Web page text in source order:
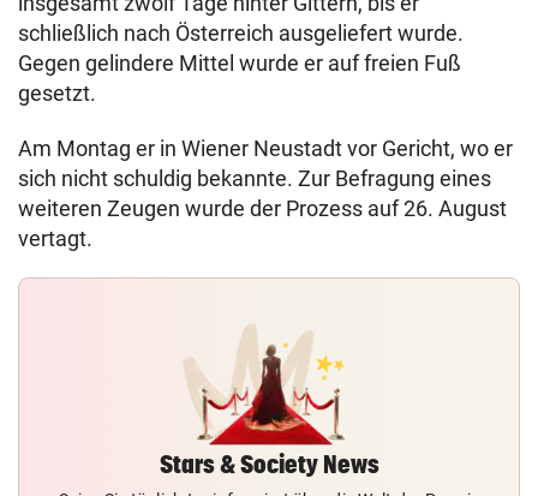
schließlich nach Österreich ausgeliefert wurde.
Gegen gelindere Mittel wurde er auf freien Fuß
gesetzt.
Am Montag er in Wiener Neustadt vor Gericht, wo er
sich nicht schuldig bekannte. Zur Befragung eines
weiteren Zeugen wurde der Prozess auf 26. August
vertagt.
Stars & Society News